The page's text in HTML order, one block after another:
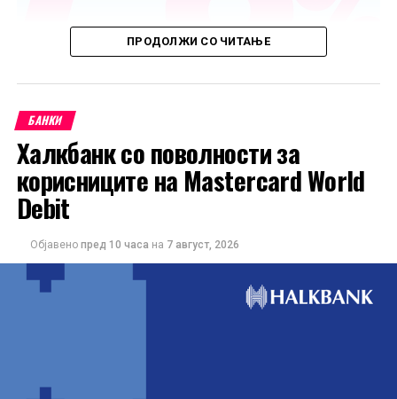
ПРОДОЛЖИ СО ЧИТАЊЕ
БАНКИ
Халкбанк со поволности за
корисниците на Mastercard World
Debit
Објавено пред 10 часа на 7 август, 2026